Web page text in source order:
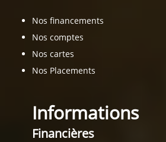
Nos financements
Nos comptes
Nos cartes
Nos Placements
Informations
Financières